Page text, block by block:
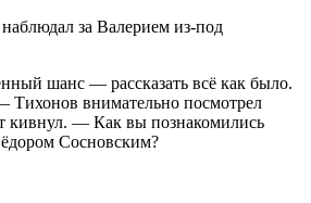
за Валерием из-под
шанс — рассказать всё как было.
внимательно посмотрел
кивнул. — Как вы познакомились
Сосновским?